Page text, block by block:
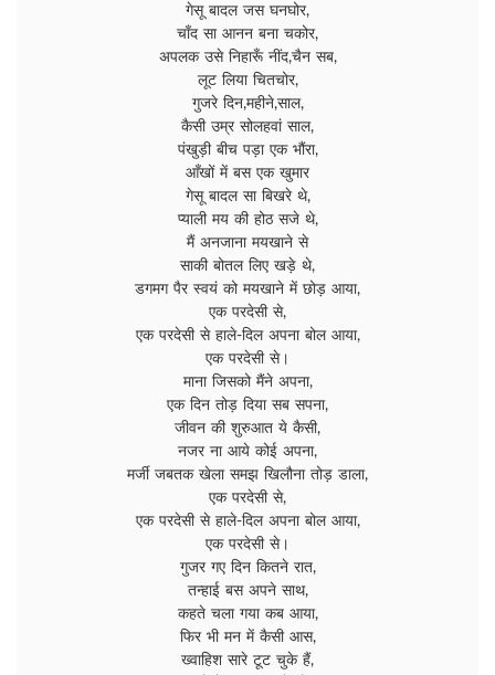
गेसू बादल जस घनघोर,
चाँद सा आनन बना चकोर,
अपलक उसे निहारूँ नींद,चैन सब,
लूट लिया चितचोर,
गुजरे दिन,महीने,साल,
कैसी उम्र सोलहवां साल,
पंखुड़ी बीच पड़ा एक भौंरा,
आँखों में बस एक खुमार
गेसू बादल सा बिखरे थे,
प्याली मय की होठ सजे थे,
मैं अनजाना मयखाने से
साकी बोतल लिए खड़े थे,
डगमग पैर स्वयं को मयखाने में छोड़ आया,
एक परदेसी से,
एक परदेसी से हाले-दिल अपना बोल आया,
एक परदेसी से।
माना जिसको मैंने अपना,
एक दिन तोड़ दिया सब सपना,
जीवन की शुरुआत ये कैसी,
नजर ना आये कोई अपना,
मर्जी जबतक खेला समझ खिलौना तोड़ डाला,
एक परदेसी से,
एक परदेसी से हाले-दिल अपना बोल आया,
एक परदेसी से।
गुजर गए दिन कितने रात,
तन्हाई बस अपने साथ,
कहते चला गया कब आया,
फिर भी मन में कैसी आस,
ख्वाहिश सारे टूट चुके हैं,